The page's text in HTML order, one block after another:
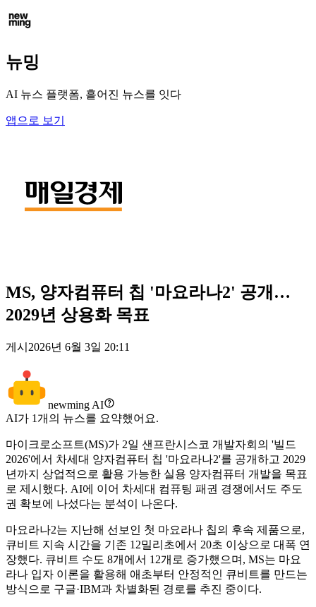
뉴밍
AI 뉴스 플랫폼, 흩어진 뉴스를 잇다
앱으로 보기
MS, 양자컴퓨터 칩 '마요라나2' 공개…
2029년 상용화 목표
게시 2026년 6월 3일 20:11
newming AI
AI가 1개의 뉴스를 요약했어요.
마이크로소프트(MS)가 2일 샌프란시스코 개발자회의 '빌드
2026'에서 차세대 양자컴퓨터 칩 '마요라나2'를 공개하고 2029
년까지 상업적으로 활용 가능한 실용 양자컴퓨터 개발을 목표
로 제시했다. AI에 이어 차세대 컴퓨팅 패권 경쟁에서도 주도
권 확보에 나섰다는 분석이 나온다.
마요라나2는 지난해 선보인 첫 마요라나 칩의 후속 제품으로,
큐비트 지속 시간을 기존 12밀리초에서 20초 이상으로 대폭 연
장했다. 큐비트 수도 8개에서 12개로 증가했으며, MS는 마요
라나 입자 이론을 활용해 애초부터 안정적인 큐비트를 만드는
방식으로 구글·IBM과 차별화된 경로를 추진 중이다.